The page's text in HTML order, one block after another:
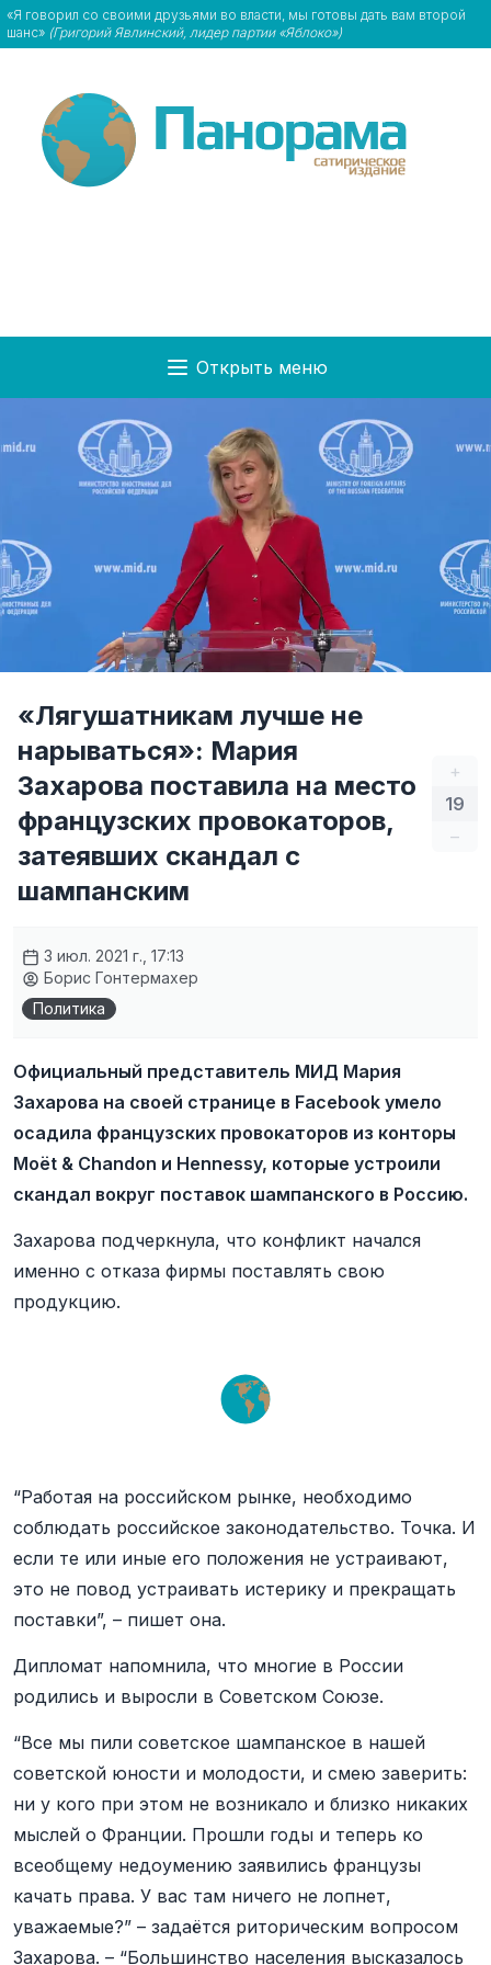
«Я говорил со своими друзьями во власти, мы готовы дать вам второй
шанс» (Григорий Явлинский, лидер партии «Яблоко»)
Открыть меню
+
19
–
«Лягушатникам лучше не
нарываться»: Мария
Захарова поставила на место
французских провокаторов,
затеявших скандал с
шампанским
3 июл. 2021 г., 17:13
Борис Гонтермахер
Политика
Официальный представитель МИД Мария
Захарова на своей странице в Facebook умело
осадила французских провокаторов из конторы
Moët & Chandon и Hennessy, которые устроили
скандал вокруг поставок шампанского в Россию.
Захарова подчеркнула, что конфликт начался
именно с отказа фирмы поставлять свою
продукцию.
“Работая на российском рынке, необходимо
соблюдать российское законодательство. Точка. И
если те или иные его положения не устраивают,
это не повод устраивать истерику и прекращать
поставки”, – пишет она.
Дипломат напомнила, что многие в России
родились и выросли в Советском Союзе.
“Все мы пили советское шампанское в нашей
советской юности и молодости, и смею заверить:
ни у кого при этом не возникало и близко никаких
мыслей о Франции. Прошли годы и теперь ко
всеобщему недоумению заявились французы
качать права. У вас там ничего не лопнет,
уважаемые?” – задаётся риторическим вопросом
Захарова. – “Большинство населения высказалось